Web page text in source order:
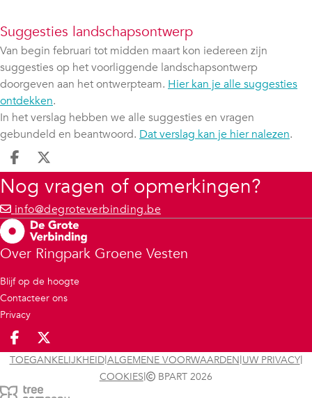
Suggesties landschapsontwerp
Van begin februari tot midden maart kon iedereen zijn
suggesties op het voorliggende landschapsontwerp
doorgeven aan het ontwerpteam. Hier kan je alle suggesties
ontdekken.
In het verslag hebben we alle suggesties en vragen
gebundeld en beantwoord. Dat verslag kan je hier nalezen.
Deel op facebook
Deel op X
Nog vragen of opmerkingen?
info@degroteverbinding.be
Over Ringpark Groene Vesten
Blijf op de hoogte
Contacteer ons
Privacy
Deel op facebook
Deel op X
TOEGANKELIJKHEID|ALGEMENE VOORWAARDEN|UW PRIVACY|
COOKIES| BPART 2026